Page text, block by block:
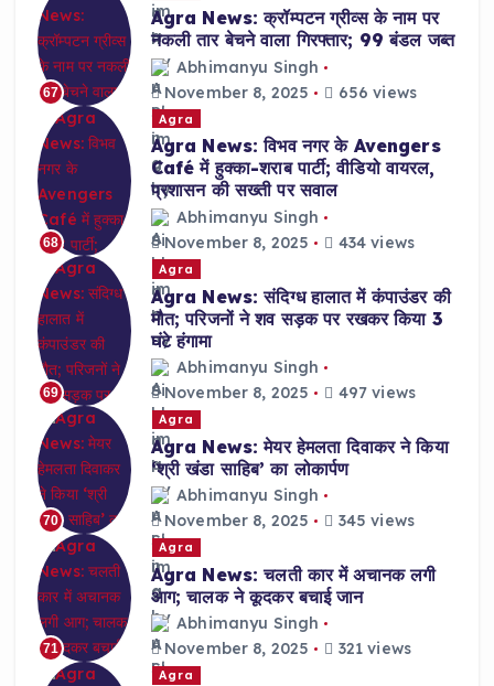
67
Agra News: क्रॉम्पटन ग्रीव्स के नाम पर
नकली तार बेचने वाला गिरफ्तार; 99 बंडल जब्त
Abhimanyu Singh
November 8, 2025
656 views
68
Agra
Agra News: विभव नगर के Avengers
Café में हुक्का-शराब पार्टी; वीडियो वायरल,
प्रशासन की सख्ती पर सवाल
Abhimanyu Singh
November 8, 2025
434 views
69
Agra
Agra News: संदिग्ध हालात में कंपाउंडर की
मौत; परिजनों ने शव सड़क पर रखकर किया 3
घंटे हंगामा
Abhimanyu Singh
November 8, 2025
497 views
70
Agra
Agra News: मेयर हेमलता दिवाकर ने किया
‘श्री खंडा साहिब’ का लोकार्पण
Abhimanyu Singh
November 8, 2025
345 views
71
Agra
Agra News: चलती कार में अचानक लगी
आग; चालक ने कूदकर बचाई जान
Abhimanyu Singh
November 8, 2025
321 views
Agra